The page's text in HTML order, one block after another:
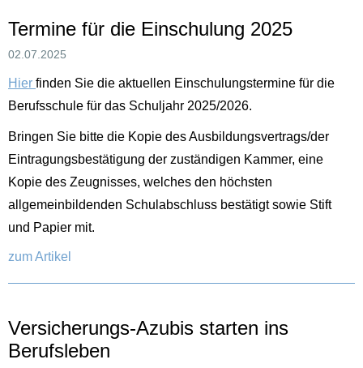
Termine für die Einschulung 2025
02.07.2025
Hier finden Sie die aktuellen Einschulungstermine für die
Berufsschule für das Schuljahr 2025/2026.
Bringen Sie bitte die Kopie des Ausbildungsvertrags/der
Eintragungsbestätigung der zuständigen Kammer, eine
Kopie des Zeugnisses, welches den höchsten
allgemeinbildenden Schulabschluss bestätigt sowie Stift
und Papier mit.
zum Artikel
Versicherungs-Azubis starten ins
Berufsleben